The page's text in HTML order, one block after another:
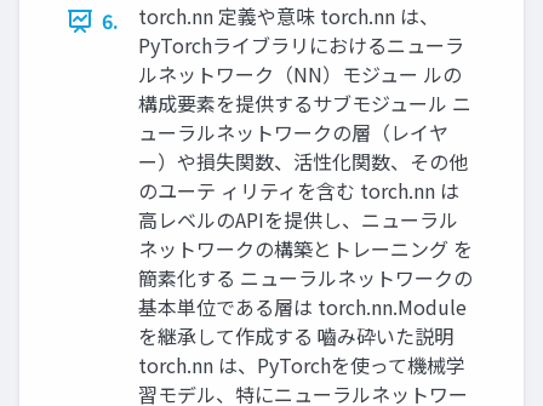
6.
torch.nn 定義や意味 torch.nn は、
PyTorchライブラリにおけるニューラ
ルネットワーク（NN）モジュー ルの
構成要素を提供するサブモジュール ニ
ューラルネットワークの層（レイヤ
ー）や損失関数、活性化関数、その他
のユーテ ィリティを含む torch.nn は
高レベルのAPIを提供し、ニューラル
ネットワークの構築とトレーニング を
簡素化する ニューラルネットワークの
基本単位である層は torch.nn.Module
を継承して作成する 嚙み砕いた説明
torch.nn は、PyTorchを使って機械学
習モデル、特にニューラルネットワー